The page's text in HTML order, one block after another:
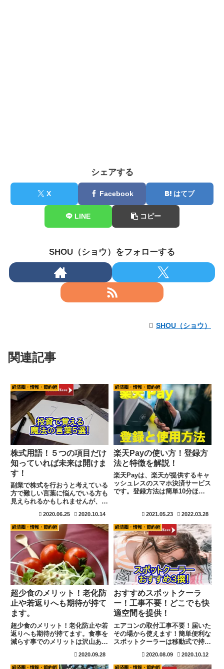
シェアする
X Facebook はてブ
LINE コピー
SHOU（ショウ）をフォローする
SHOU（ショウ）
関連記事
経済圏・情報・節約術
株式用語！５つの項目だけ
知っていれば未来は開けま
す！
副業で株式を行おうと考えている
方で難しい言葉に悩んでいる方も
見えられるかもしれませんが、５
社を理解する事が出来る様になり
ます。会社は投資に対して利益を
作ることが出来ているかが大きな
ポイントです。成長する企業は必
ず最終的に利益を発生させます。
会社の財務事情を知れば、必ず解
ります。
2020.06.25 2020.10.14
経済圏・情報・節約術
楽天Payの使い方！登録方
法と特徴を解説！
楽天Payは、楽天が提供するキャ
ッシュレスのスマホ決済サービス
です。登録方法は簡単10分ほど
お得なのかまで説明。キャッシュ
レスの概要も良くわかりますよ。
財布を持たない生活を始めて見ま
しょう。
2021.05.23 2022.03.28
経済圏・情報・節約術
超少食のメリット！老化防
止や若返りへも期待が持て
ます。
超少食のメリット！老化防止や若
返りへも期待が持てます。食事を
減らす事でのメリットは沢山あり
見えられますね。初めら、少食を
行っていたと言うよりは、何とな
2020.09.28
経済圏・情報・節約術
おすすめスポットクーラ
ー！工事不要！どこでも快
適空間を提供！
エアコンの取付工事不要！届いた
その場から使えます！簡単便利な
スポットクーラーは移動式で持ち
アコンを取り付ける必要もありま
せん。壁に不要な穴を開ける必要
2020.08.09 2020.10.12
経済圏・情報・節約術 経済圏・情報・節約術